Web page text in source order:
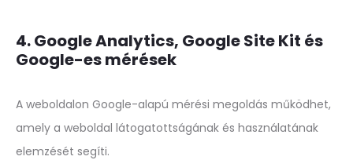
4. Google Analytics, Google Site Kit és
Google-es mérések
A weboldalon Google-alapú mérési megoldás működhet,
amely a weboldal látogatottságának és használatának
elemzését segíti.